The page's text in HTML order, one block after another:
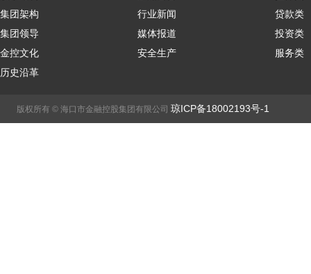
集团架构
集团领导
金控文化
历史沿革
行业新闻
媒体报道
安全生产
贷款类
投资类
服务类
版权所有 © 海口市金融控股集团有限公司 琼ICP备18002193号-1